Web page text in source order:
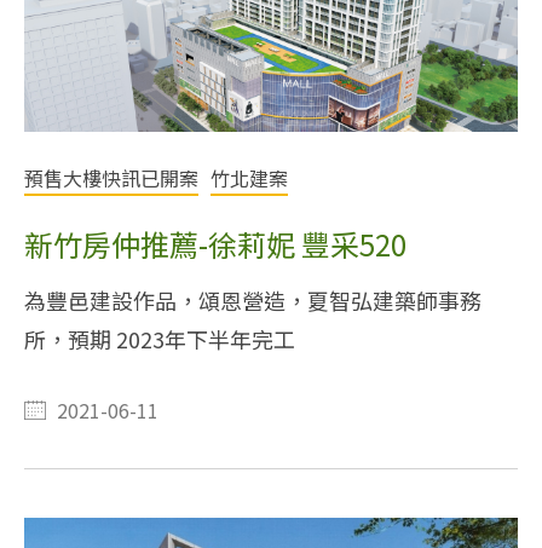
預售大樓快訊已開案 竹北建案
新竹房仲推薦-徐莉妮 豐采520
為豐邑建設作品，頌恩營造，夏智弘建築師事務
所，預期 2023年下半年完工
2021-06-11